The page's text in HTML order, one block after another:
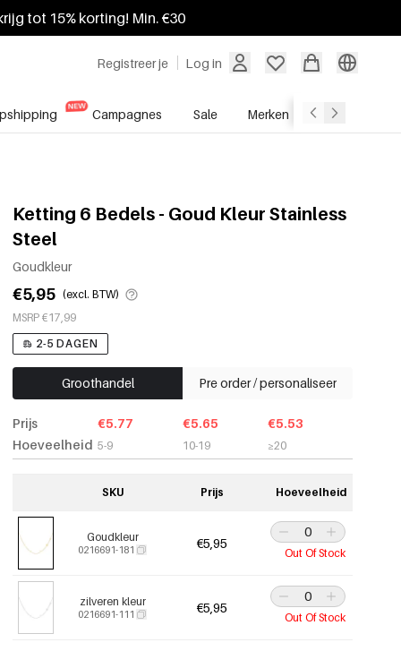
tot 15% korting! Min. €30
Registreer je Log in
Campagnes Sale Merken
Ketting 6 Bedels - Goud Kleur Stainless
Steel
Goudkleur
€5,95 (excl. BTW)
MSRP €17,99
2-5 DAGEN
Groothandel Pre order / personaliseer
Prijs
Hoeveelheid
€5.77
5-9
€5.65
10-19
€5.53
≥20
SKU Prijs Hoeveelheid
Goudkleur
0216691-181 €5,95
Out Of Stock
zilveren kleur
0216691-111 €5,95
Out Of Stock